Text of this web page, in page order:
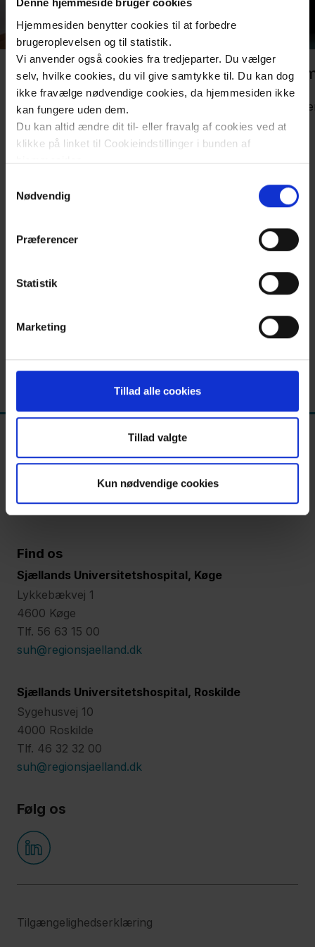
Denne hjemmeside bruger cookies
Hjemmesiden benytter cookies til at forbedre
brugeroplevelsen og til statistik.
Vi anvender også cookies fra tredjeparter. Du vælger
selv, hvilke cookies, du vil give samtykke til. Du kan dog
ikke fravælge nødvendige cookies, da hjemmesiden ikke
kan fungere uden dem.
Du kan altid ændre dit til- eller fravalg af cookies ved at
klikke på linket til Cookieindstillinger i bunden af
hjemmesiden.
Læs mere om brugen af cookies på vores hjemmeside
Læs mere om vores behandling af personoplysninger
her.
Nødvendig
Præferencer
Statistik
Marketing
Tillad alle cookies
Tillad valgte
Kun nødvendige cookies
Sygehusledelsen
Ricco Dyhr
Morten Ziebell
Trine Nordstrøm Alstrup
Gitte Fangel
Find os
Sjællands Universitetshospital, Køge
Lykkebækvej 1
4600 Køge
Tlf. 56 63 15 00
suh@regionsjaelland.dk
Sjællands Universitetshospital, Roskilde
Sygehusvej 10
4000 Roskilde
Tlf. 46 32 32 00
suh@regionsjaelland.dk
Følg os
Tilgængelighedserklæring